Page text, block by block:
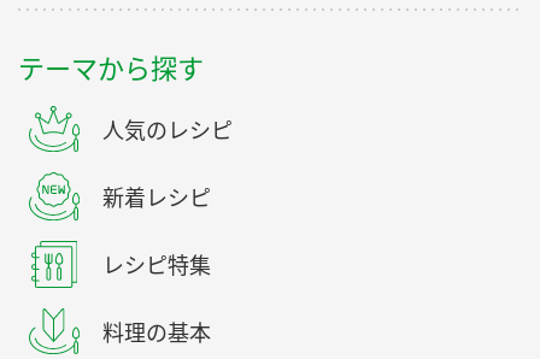
テーマから探す
人気のレシピ
新着レシピ
レシピ特集
料理の基本